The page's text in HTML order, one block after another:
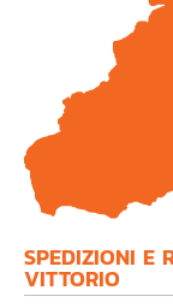
SPEDIZIONI E
VITTORIO